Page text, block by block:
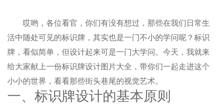
哎哟，各位看官，你们有没有想过，那些在我们日常生
活中随处可见的标识牌，其实也是一门不小的学问呢？标识
牌，看似简单，但设计起来可是一门大学问。今天，我就来
给大家献上一份标识牌设计图片大全，带你们一起走进这个
小小的世界，看看那些街头巷尾的视觉艺术。
一、标识牌设计的基本原则